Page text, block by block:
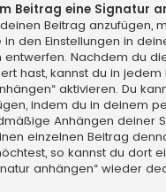
Beitrag eine Signatur
Beitrag anzufügen,
den Einstellungen in
Nachdem du
hast, kannst du in jedem
aktivieren. Du
indem du in deinem
Anhängen deiner
einzelnen Beitrag
so kannst du dort
anhängen“ wieder